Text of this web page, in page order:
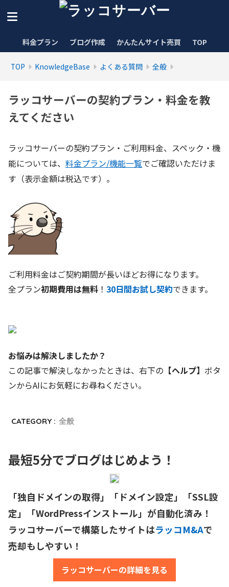
料金プラン ブログ作成 かんたんサイト売買 TOP
TOP KnowledgeBase よくある質問 全般
ラッコサーバーの契約プラン・料金を教
えてください
ラッコサーバーの契約プラン・ご利用料金、スペック・機
能については、 料金プラン/機能一覧でご確認いただけま
す（表示金額は税込です）。
ご利用料金はご契約期間が長いほどお得になります。
全プラン初期費用は無料 ！ 30日間お試し契約できます。
お悩みは解決しましたか？
この記事で解決しなかったときは、右下の 【ヘルプ】 ボタ
ンからAIにお気軽にお尋ねください。
CATEGORY : 全般
最短5分でブログはじめよう！
「独自ドメインの取得」「ドメイン設定」「SSL設
定」「WordPressインストール」が自動化済み！
ラッコサーバーで構築したサイトはラッコM&Aで
売却もしやすい！
ラッコサーバーの詳細を見る